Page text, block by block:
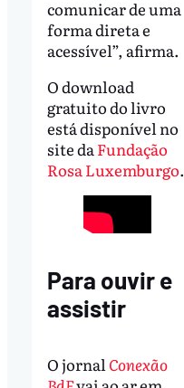
comunicar de uma
forma direta e
acessível”, afirma.
O download
gratuito do livro
está disponível no
site daFundação
Rosa Luxemburgo.
Para ouvir e
assistir
O jornal Conexão